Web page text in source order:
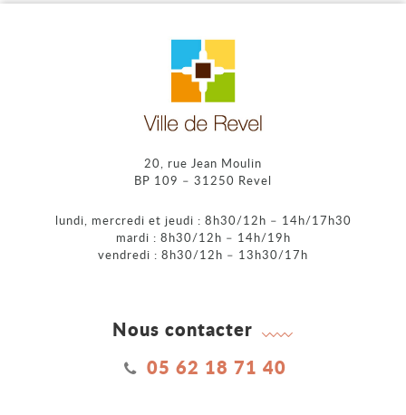
20, rue Jean Moulin
BP 109 – 31250 Revel
lundi, mercredi et jeudi : 8h30/12h – 14h/17h30
mardi : 8h30/12h – 14h/19h
vendredi : 8h30/12h – 13h30/17h
Nous contacter
05 62 18 71 40